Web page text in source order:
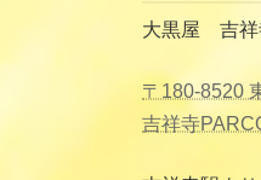
大黒屋 吉祥
〒180-8520
吉祥寺